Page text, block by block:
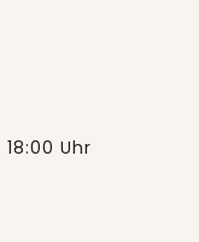
Uhr